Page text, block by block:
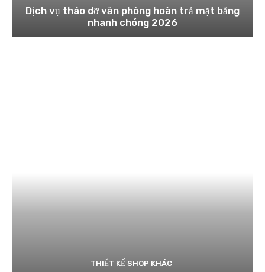
Dịch vụ tháo dỡ văn phòng hoàn trả mặt bằng
nhanh chóng 2026
THIẾT KẾ SHOP KHÁC